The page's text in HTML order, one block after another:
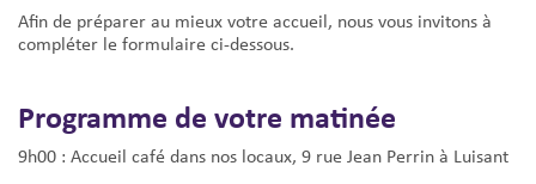
Afin de préparer au mieux votre accueil, nous vous invitons à
compléter le formulaire ci-dessous.
Programme de votre matinée
9h00 : Accueil café dans nos locaux, 9 rue Jean Perrin à Luisant